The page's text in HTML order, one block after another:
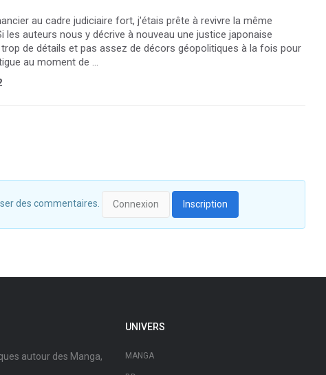
au cadre judiciaire fort, j'étais prête à revivre la même
les auteurs nous y décrive à nouveau une justice japonaise
de détails et pas assez de décors géopolitiques à la fois pour
au moment de ...
des commentaires. Connexion Inscription
autour des Manga,
UNIVERS
MANGA